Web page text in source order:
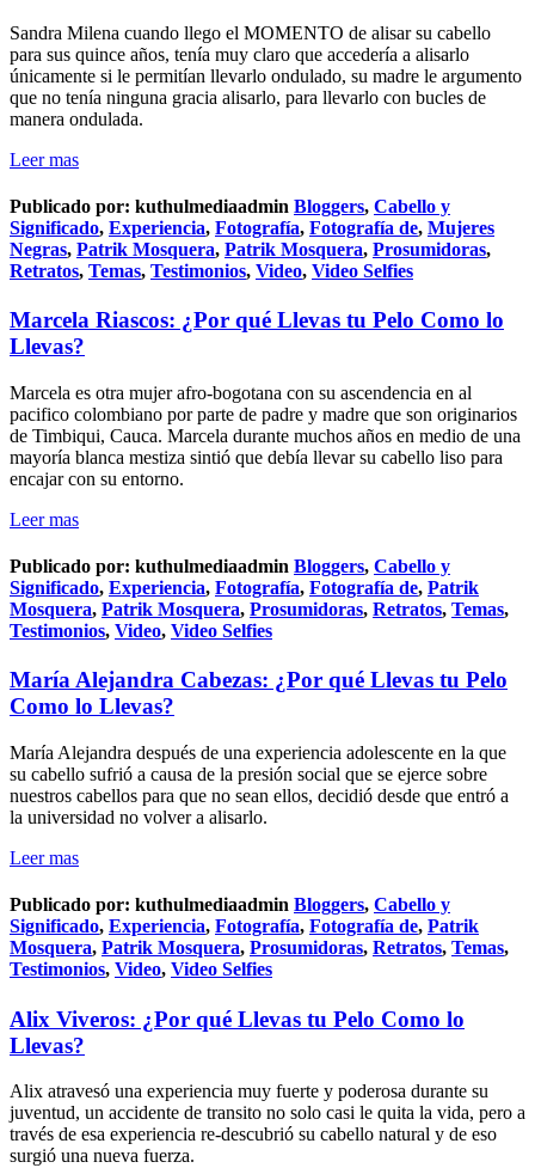
Sandra Milena cuando llego el MOMENTO de alisar su cabello
para sus quince años, tenía muy claro que accedería a alisarlo
únicamente si le permitían llevarlo ondulado, su madre le argumento
que no tenía ninguna gracia alisarlo, para llevarlo con bucles de
manera ondulada.
Leer mas
Publicado por: kuthulmediaadmin Bloggers, Cabello y
Significado, Experiencia, Fotografía, Fotografía de, Mujeres
Negras, Patrik Mosquera, Patrik Mosquera, Prosumidoras,
Retratos, Temas, Testimonios, Video, Video Selfies
Marcela Riascos: ¿Por qué Llevas tu Pelo Como lo
Llevas?
Marcela es otra mujer afro-bogotana con su ascendencia en al
pacifico colombiano por parte de padre y madre que son originarios
de Timbiqui, Cauca. Marcela durante muchos años en medio de una
mayoría blanca mestiza sintió que debía llevar su cabello liso para
encajar con su entorno.
Leer mas
Publicado por: kuthulmediaadmin Bloggers, Cabello y
Significado, Experiencia, Fotografía, Fotografía de, Patrik
Mosquera, Patrik Mosquera, Prosumidoras, Retratos, Temas,
Testimonios, Video, Video Selfies
María Alejandra Cabezas: ¿Por qué Llevas tu Pelo
Como lo Llevas?
María Alejandra después de una experiencia adolescente en la que
su cabello sufrió a causa de la presión social que se ejerce sobre
nuestros cabellos para que no sean ellos, decidió desde que entró a
la universidad no volver a alisarlo.
Leer mas
Publicado por: kuthulmediaadmin Bloggers, Cabello y
Significado, Experiencia, Fotografía, Fotografía de, Patrik
Mosquera, Patrik Mosquera, Prosumidoras, Retratos, Temas,
Testimonios, Video, Video Selfies
Alix Viveros: ¿Por qué Llevas tu Pelo Como lo
Llevas?
Alix atravesó una experiencia muy fuerte y poderosa durante su
juventud, un accidente de transito no solo casi le quita la vida, pero a
través de esa experiencia re-descubrió su cabello natural y de eso
surgió una nueva fuerza.